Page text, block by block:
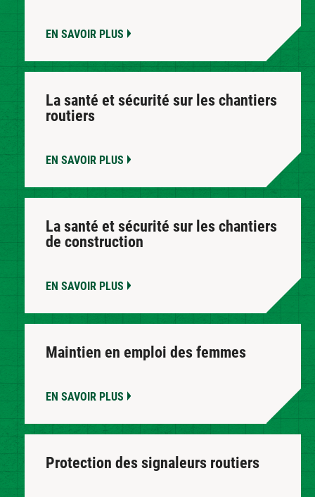
EN SAVOIR PLUS
La santé et sécurité sur les chantiers
routiers
EN SAVOIR PLUS
La santé et sécurité sur les chantiers
de construction
EN SAVOIR PLUS
Maintien en emploi des femmes
EN SAVOIR PLUS
Protection des signaleurs routiers